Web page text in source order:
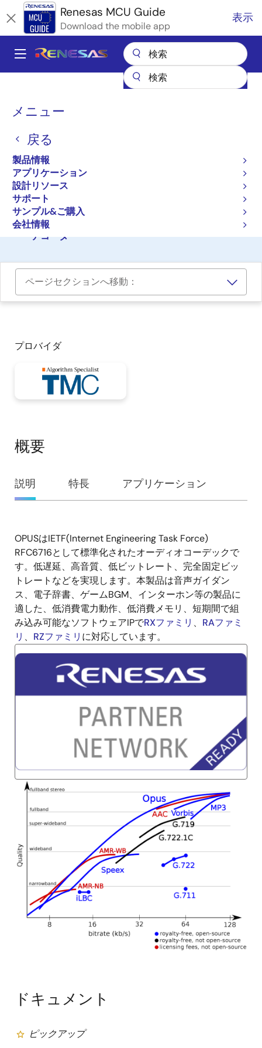
イ
ン
Renesas MCU Guide
Download the mobile app
表示
Main
メニュー
戻る
製品情報
アプリケーション
設計リソース
サポート
サンプル&ご購入
会社情報
パ
く
ず
マイクロコントローラとマイクロプロセッサ
RAファミリのパートナエコシステムソリューション
株式会社テクノマセマティカル OPUSエンコーダ／デコーダ
株式会社テクノマセマティ
カル OPUSエンコーダ／デ
コーダ
株式会社テクノマセマティカル OPUSエンコーダ／
デコーダ
ページセクションへ移動：
プロバイダ
概要
概
要
説明 特長 アプリケーション
説
明
OPUSはIETF(Internet Engineering Task Force)
RFC6716として標準化されたオーディオコーデックで
す。低遅延、高音質、低ビットレート、完全固定ビッ
トレートなどを実現します。本製品は音声ガイダン
ス、電子辞書、ゲームBGM、インターホン等の製品に
適した、低消費電力動作、低消費メモリ、短期間で組
み込み可能なソフトウェアIPでRXファミリ 、 RAファミ
リ 、 RZファミリ に対応しています。
ドキュメント
ピックアップ